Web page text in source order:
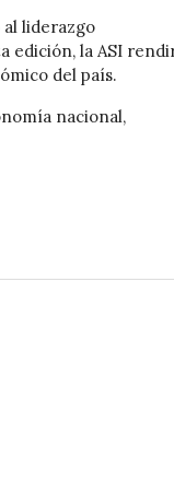
liderazgo
edición, la ASI
del país.
nacional,